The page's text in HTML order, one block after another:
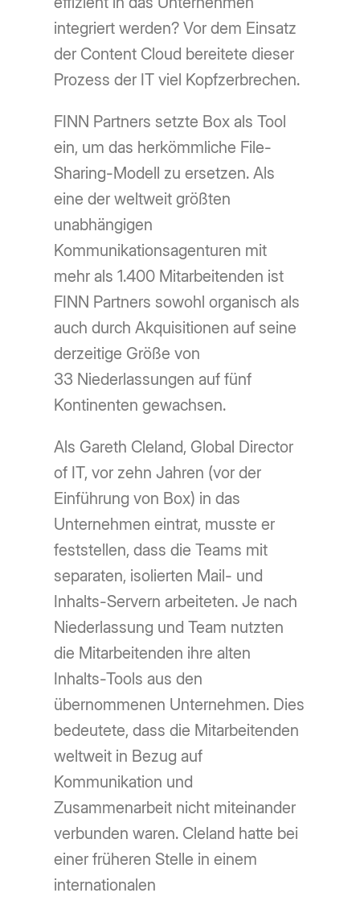
integriert werden? Vor dem Einsatz
der Content Cloud bereitete dieser
Prozess der IT viel Kopfzerbrechen.
FINN Partners setzte Box als Tool
ein, um das herkömmliche File-
Sharing-Modell zu ersetzen. Als
eine der weltweit größten
unabhängigen
Kommunikationsagenturen mit
mehr als 1.400 Mitarbeitenden ist
FINN Partners sowohl organisch als
auch durch Akquisitionen auf seine
derzeitige Größe von
33 Niederlassungen auf fünf
Kontinenten gewachsen.
Als Gareth Cleland, Global Director
of IT, vor zehn Jahren (vor der
Einführung von Box) in das
Unternehmen eintrat, musste er
feststellen, dass die Teams mit
separaten, isolierten Mail- und
Inhalts-Servern arbeiteten. Je nach
Niederlassung und Team nutzten
die Mitarbeitenden ihre alten
Inhalts-Tools aus den
übernommenen Unternehmen. Dies
bedeutete, dass die Mitarbeitenden
weltweit in Bezug auf
Kommunikation und
Zusammenarbeit nicht miteinander
verbunden waren. Cleland hatte bei
einer früheren Stelle in einem
internationalen